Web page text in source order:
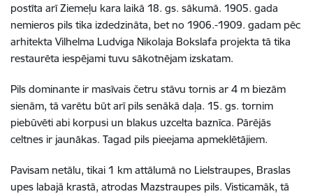
postīta arī Ziemeļu kara laikā 18. gs. sākumā. 1905. gada
nemieros pils tika izdedzināta, bet no 1906.-1909. gadam pēc
arhitekta Vilhelma Ludviga Nikolaja Bokslafa projekta tā tika
restaurēta iespējami tuvu sākotnējam izskatam.
Pils dominante ir masīvais četru stāvu tornis ar 4 m biezām
sienām, tā varētu būt arī pils senākā daļa. 15. gs. tornim
piebūvēti abi korpusi un blakus uzcelta baznīca. Pārējās
celtnes ir jaunākas. Tagad pils pieejama apmeklētājiem.
Pavisam netālu, tikai 1 km attālumā no Lielstraupes, Braslas
upes labajā krastā, atrodas Mazstraupes pils. Visticamāk, tā